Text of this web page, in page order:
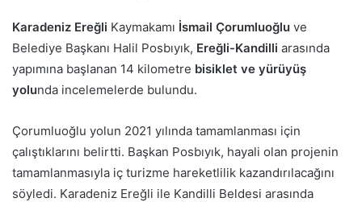
Karadeniz Ereğli Kaymakamı İsmail Çorumluoğlu ve
Belediye Başkanı Halil Posbıyık, Ereğli-Kandilli arasında
yapımına başlanan 14 kilometre bisiklet ve yürüyüş
yolunda incelemelerde bulundu.
Çorumluoğlu yolun 2021 yılında tamamlanması için
çalıştıklarını belirtti. Başkan Posbıyık, hayali olan projenin
tamamlanmasıyla iç turizme hareketlilik kazandırılacağını
söyledi. Karadeniz Ereğli ile Kandilli Beldesi arasında